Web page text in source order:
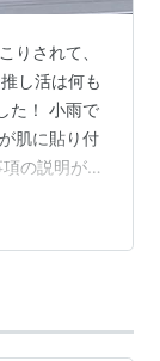
りされて、
し活は何も
た！ 小雨で
肌に貼り付
の説明があ
」かなとか
て(^^) 投げ
ると、沖縄
実家に帰り